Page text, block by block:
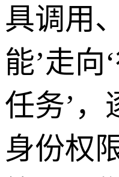
具调用
能’走向
任务’
身份权